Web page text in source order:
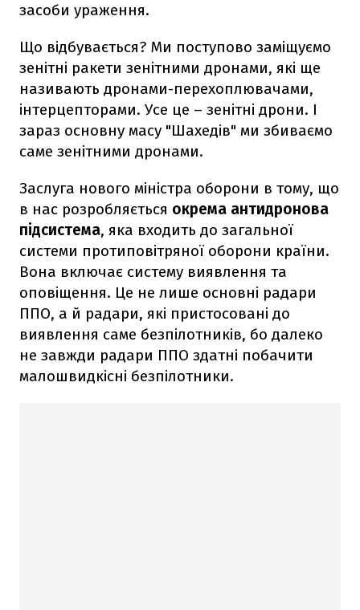
засоби ураження.
Що відбувається? Ми поступово заміщуємо
зенітні ракети зенітними дронами, які ще
називають дронами-перехоплювачами,
інтерцепторами. Усе це – зенітні дрони. І
зараз основну масу "Шахедів" ми збиваємо
саме зенітними дронами.
Заслуга нового міністра оборони в тому, що
в нас розробляється окрема антидронова
підсистема, яка входить до загальної
системи протиповітряної оборони країни.
Вона включає систему виявлення та
оповіщення. Це не лише основні радари
ППО, а й радари, які пристосовані до
виявлення саме безпілотників, бо далеко
не завжди радари ППО здатні побачити
малошвидкісні безпілотники.